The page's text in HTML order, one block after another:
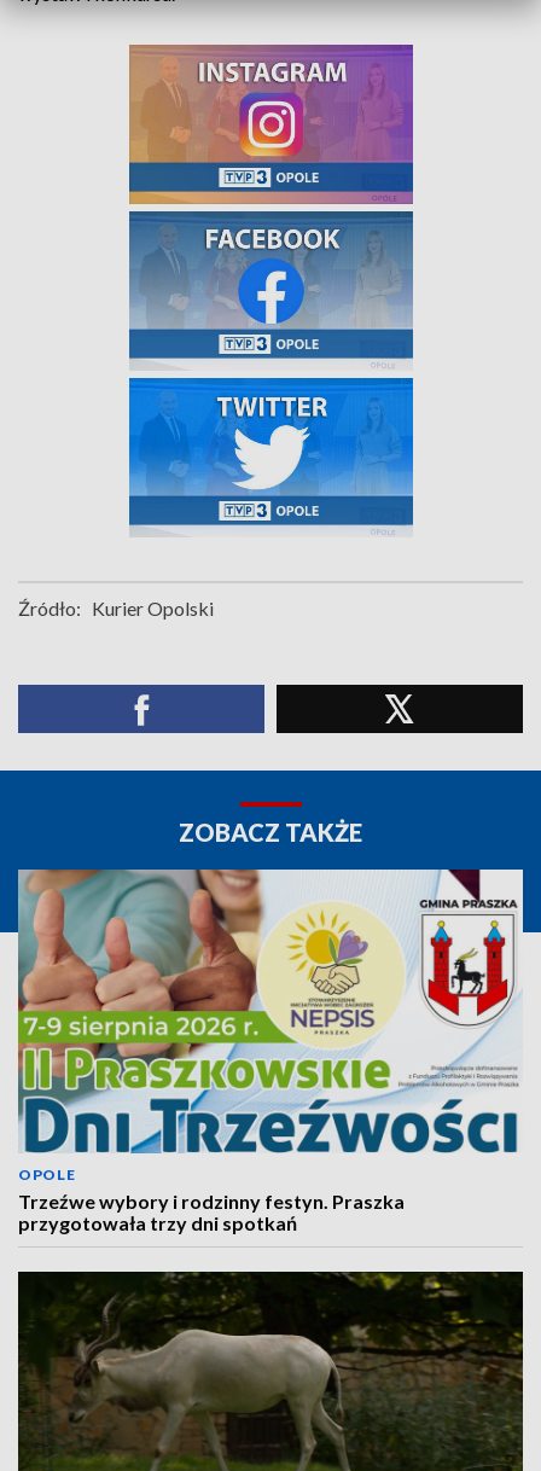
Źródło: Kurier Opolski
ZOBACZ TAKŻE
OPOLE
Trzeźwe wybory i rodzinny festyn. Praszka
przygotowała trzy dni spotkań